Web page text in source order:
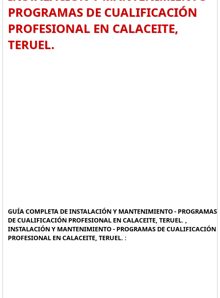
PROGRAMAS DE CUALIFICACIÓN
PROFESIONAL EN CALACEITE,
TERUEL.
GUÍA COMPLETA DE INSTALACIÓN Y MANTENIMIENTO - PROGRAMAS
DE CUALIFICACIÓN PROFESIONAL EN CALACEITE, TERUEL. ,
INSTALACIÓN Y MANTENIMIENTO - PROGRAMAS DE CUALIFICACIÓN
PROFESIONAL EN CALACEITE, TERUEL. :